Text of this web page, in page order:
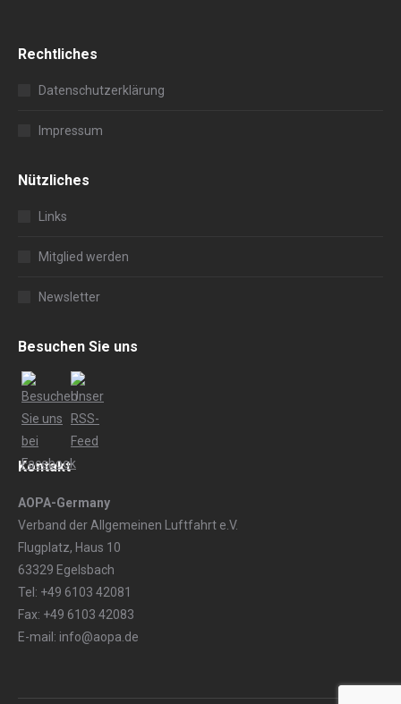
Rechtliches
Datenschutzerklärung
Impressum
Nützliches
Links
Mitglied werden
Newsletter
Besuchen Sie uns
Kontakt
AOPA-Germany
Verband der Allgemeinen Luftfahrt e.V.
Flugplatz, Haus 10
63329 Egelsbach
Tel: +49 6103 42081
Fax: +49 6103 42083
E-mail: info@aopa.de